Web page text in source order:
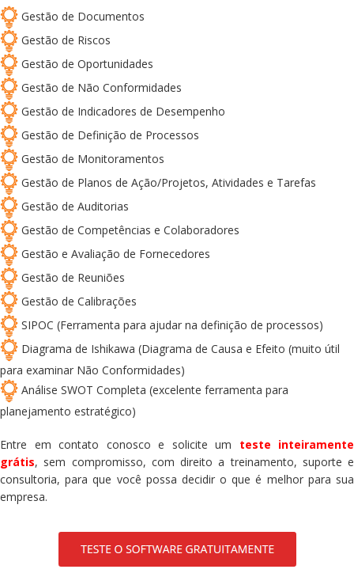
Gestão de Documentos
Gestão de Riscos
Gestão de Oportunidades
Gestão de Não Conformidades
Gestão de Indicadores de Desempenho
Gestão de Definição de Processos
Gestão de Monitoramentos
Gestão de Planos de Ação/Projetos, Atividades e Tarefas
Gestão de Auditorias
Gestão de Competências e Colaboradores
Gestão e Avaliação de Fornecedores
Gestão de Reuniões
Gestão de Calibrações
SIPOC (Ferramenta para ajudar na definição de processos)
Diagrama de Ishikawa (Diagrama de Causa e Efeito (muito útil
para examinar Não Conformidades)
Análise SWOT Completa (excelente ferramenta para
planejamento estratégico)
Entre em contato conosco e solicite um teste inteiramente
grátis, sem compromisso, com direito a treinamento, suporte e
consultoria, para que você possa decidir o que é melhor para sua
empresa.